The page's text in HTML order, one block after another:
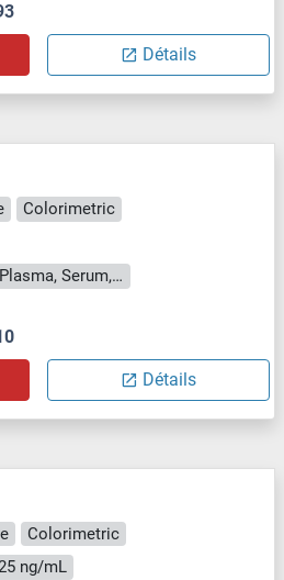
Détails
Colorimetric
Cell Culture Supernatant, Plasma, Serum, Tissue Homogenate
Détails
Colorimetric
ng/mL